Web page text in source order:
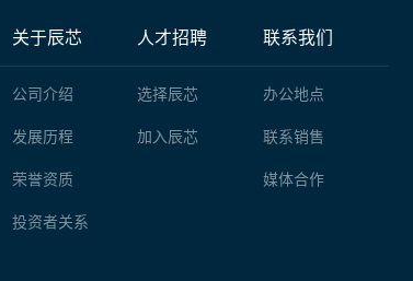
关于辰芯
公司介绍
发展历程
荣誉资质
投资者关系
人才招聘
选择辰芯
加入辰芯
联系我们
办公地点
联系销售
媒体合作